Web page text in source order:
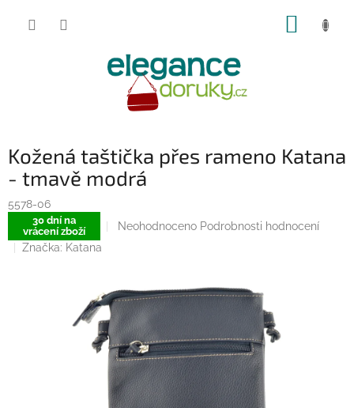
Kožená taštička přes rameno Katana
- tmavě modrá
5578-06
30 dní na
vrácení zboží
Průměrné
z
5
hvězdiček.
Neohodnoceno Podrobnosti hodnocení
Značka: Katana